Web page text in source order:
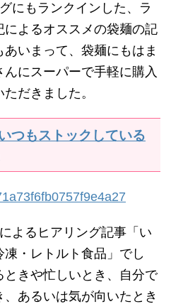
にもランクインした、ラ
よるオススメの袋麺の記
いまって、袋麺にもはま
にスーパーで手軽に購入
だきました。
つもストックしている
よるヒアリング記事「い
・レトルト食品」でし
きや忙しいとき、自分で
あるいは気が向いたとき